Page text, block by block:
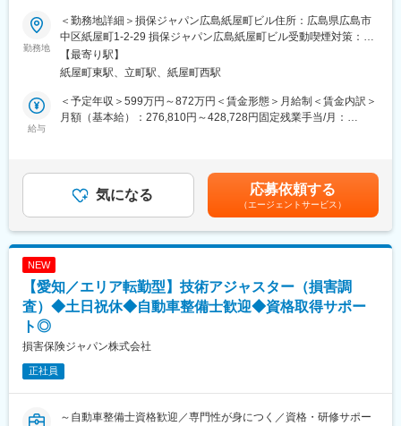
環境です。
・誰しもが慣れない交通事故の状況下で、事故を解決に導き、保
険金という形でお客様に貢献できるお仕事です。
・事故解決のプロフェッショナルとして活躍できるよう、入社か
らその後も、さまざまな力を身につけ、磨き、高め続けられる環
境が整っています。
・年間休日120日（土日祝）／所定労働時間09:00～17:00とワー
https://www.sompo-japan-saiyo.com/sompo-
sp/adjuster/img/adjuster.pdf
入社後は技術アジャスター資格取得後、保険金サービス部門で、
自動車の損害調査・示談交渉をお任せします。
■職務詳細：
１．自動車損害調査
整備工場と修理範囲や修理計画・金額に関する折衝を行います。
また、事故の事案担当者へ自動車調査結果に関する情報提供を行
い、スムーズな解決に向けて支援を行います。
解決していきます。
■育成体制：
技術アジャスター資格取得に向けて、自動車工学や関係法令、自
し、アジャスターとしてのスキルを高められます。
会社としての研修だけでなく、先輩社員から勉強会やアドバイス
技術アジャスターとしての経験を積むことで、将来的にはリーダ
ー職や管理職への昇進の道が開けています。また、専門的な知識
て、最適な環境です。
勤務地
＜勤務地詳細＞損保ジャパン広島紙屋町ビル住所：広島県広島市
中区紙屋町1-2-29 損保ジャパン広島紙屋町ビル受動喫煙対策：屋
内全面禁煙変更の範囲：会社の定める事業所（リモートワーク含
む）
【最寄り駅】
紙屋町東駅、立町駅、紙屋町西駅
給与
＜予定年収＞599万円～872万円＜賃金形態＞月給制＜賃金内訳＞
月額（基本給）：276,810円～428,728円固定残業手当/月：
賞与：年2回（会社業績、評価による）■昇給：あり※賃金はあく
までも目安の金額であり、選考を通じて上下する可能性がありま
す。※各種手当てを規程に従い支給※技術アジャスター資格保有者
は優遇します。※超過した時間外労働の残業時間代は追加支給賃金
はあくまでも目安の金額であり、選考を通じて上下する可能性が
気になる 応募依頼する
（エージェントサービス）
NEW
【愛知／エリア転勤型】技術アジャスター（損害調
査）◆土日祝休◆自動車整備士歓迎◆資格取得サポー
ト◎
損害保険ジャパン株式会社
正社員
～自動車整備士資格歓迎／専門性が身につく／資格・研修サポー